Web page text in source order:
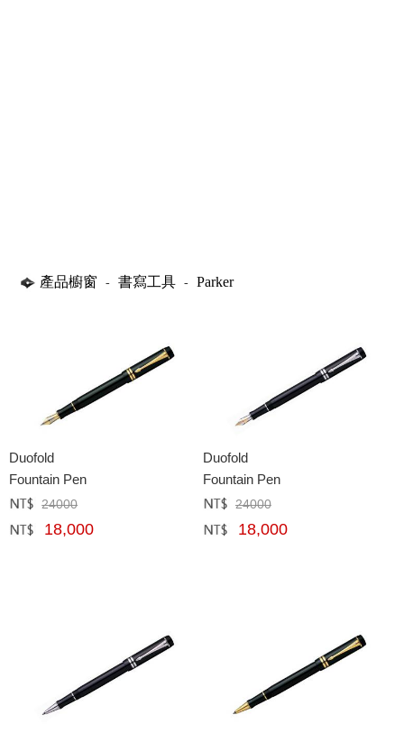
產品櫥窗 - 書寫工具 - Parker
Duofold
Fountain Pen
定價﹕24000
網購﹕ 18,000
Duofold
Fountain Pen
定價﹕ 24000
網購﹕ 18,000